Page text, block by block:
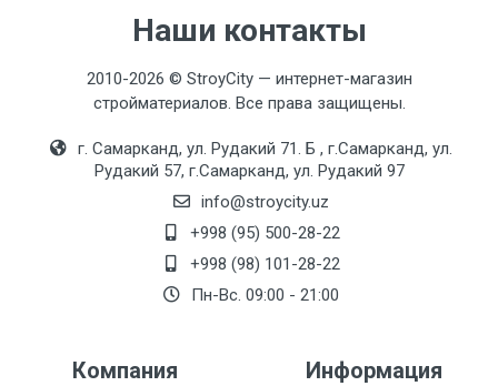
Высота
Наши контакты
2010-2026 © StroyCity — интернет-магазин
стройматериалов. Все права защищены.
г. Самарканд, ул. Рудакий 71. Б , г.Самарканд, ул.
Рудакий 57, г.Самарканд, ул. Рудакий 97
info@stroycity.uz
+998 (95) 500-28-22
+998 (98) 101-28-22
Пн-Вс. 09:00 - 21:00
Компания Информация